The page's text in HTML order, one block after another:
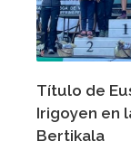
Título de
Irigoyen en
Bertikala